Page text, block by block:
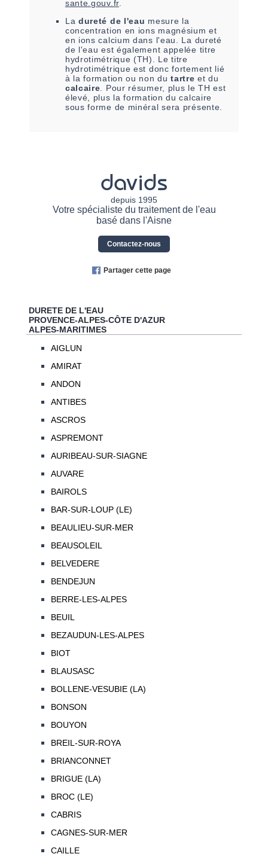
sante.gouv.fr.
La dureté de l'eau mesure la
concentration en ions magnésium et
en ions calcium dans l'eau. La dureté
de l'eau est également appelée titre
hydrotimétrique (TH). Le titre
hydrotimétrique est donc fortement lié
à la formation ou non dutartre et du
calcaire . Pour résumer, plus le TH est
élevé, plus la formation du calcaire
sous forme de minéral sera présente.
davids
depuis 1995
Votre spécialiste du traitement de l'eau
basé dans l'Aisne
Contactez-nous
Partager cette page
DURETE DE L'EAU
PROVENCE-ALPES-CÔTE D'AZUR
ALPES-MARITIMES
AIGLUN
AMIRAT
ANDON
ANTIBES
ASCROS
ASPREMONT
AURIBEAU-SUR-SIAGNE
AUVARE
BAIROLS
BAR-SUR-LOUP (LE)
BEAULIEU-SUR-MER
BEAUSOLEIL
BELVEDERE
BENDEJUN
BERRE-LES-ALPES
BEUIL
BEZAUDUN-LES-ALPES
BIOT
BLAUSASC
BOLLENE-VESUBIE (LA)
BONSON
BOUYON
BREIL-SUR-ROYA
BRIANCONNET
BRIGUE (LA)
BROC (LE)
CABRIS
CAGNES-SUR-MER
CAILLE